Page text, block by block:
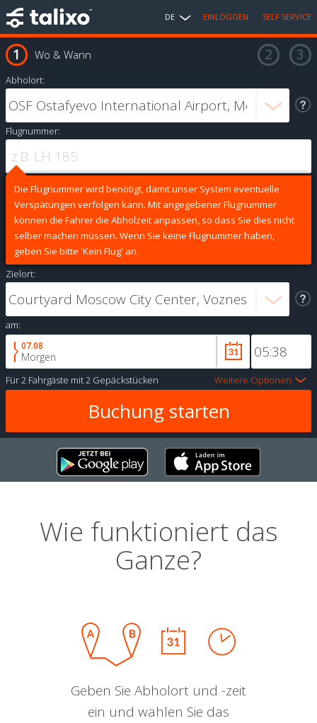
DE EINLOGGEN SELF SERVICE
Wo & Wann
Abholort:
Flugnummer:
Die Flugnummer wird benötigt, damit unser System eventuelle
Verspätungen verfolgen kann. Mit angegebener Flugnummer
können die Fahrer die Abholzeit anpassen, so dass Sie dies nicht
selber machen müssen. Wenn Sie keine Flugnummer haben,
geben Sie bitte 'Kein Flug' an.
Zielort:
am:
07.08
Morgen
Für2 Fahrgäste mit2 Gepäckstücken Weitere Optionen
Wie funktioniert das
Ganze?
Geben Sie Abholort und -zeit
ein und wählen Sie das